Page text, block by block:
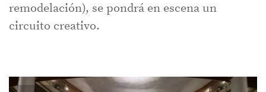
remodelación), se pondrá en escena un
circuito creativo.